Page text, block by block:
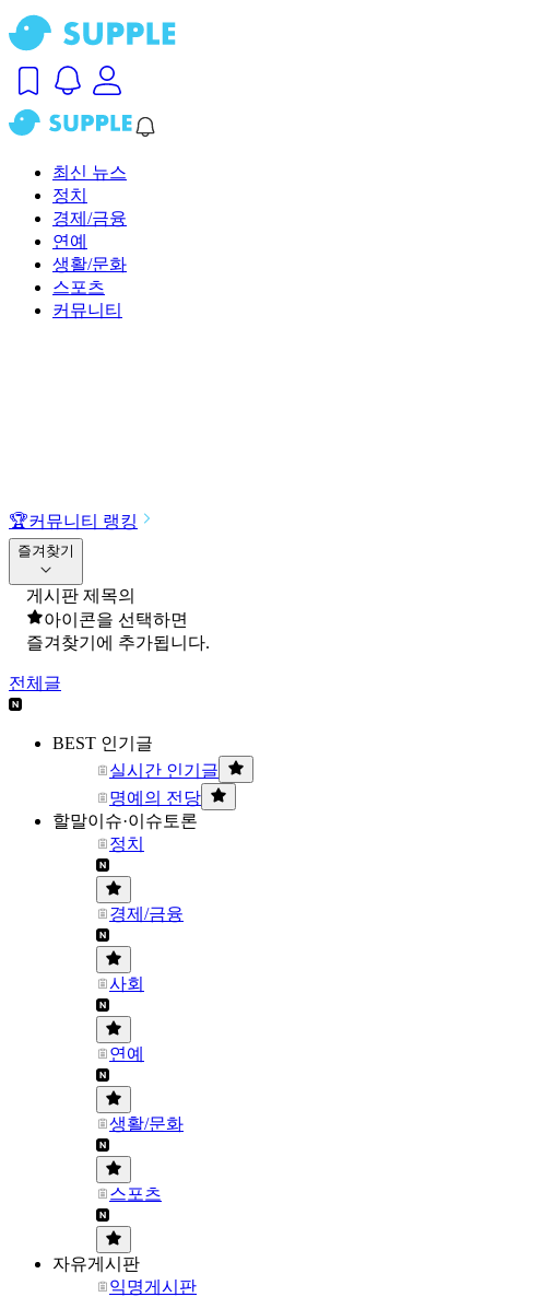
최신 뉴스
정치
경제/금융
연예
생활/문화
스포츠
커뮤니티
🏆커뮤니티 랭킹
즐겨찾기
게시판 제목의
아이콘을 선택하면
즐겨찾기에 추가됩니다.
전체글
BEST 인기글
실시간 인기글
명예의 전당
할말이슈·이슈토론
정치
경제/금융
사회
연예
생활/문화
스포츠
자유게시판
익명게시판